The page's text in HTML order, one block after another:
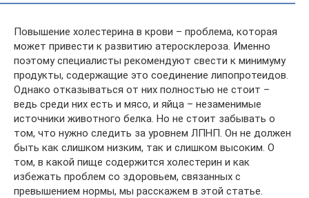
Повышение холестерина в крови – проблема, которая
может привести к развитию атеросклероза. Именно
поэтому специалисты рекомендуют свести к минимуму
продукты, содержащие это соединение липопротеидов.
Однако отказываться от них полностью не стоит –
ведь среди них есть и мясо, и яйца – незаменимые
источники животного белка. Но не стоит забывать о
том, что нужно следить за уровнем ЛПНП. Он не должен
быть как слишком низким, так и слишком высоким. О
том, в какой пище содержится холестерин и как
избежать проблем со здоровьем, связанных с
превышением нормы, мы расскажем в этой статье.